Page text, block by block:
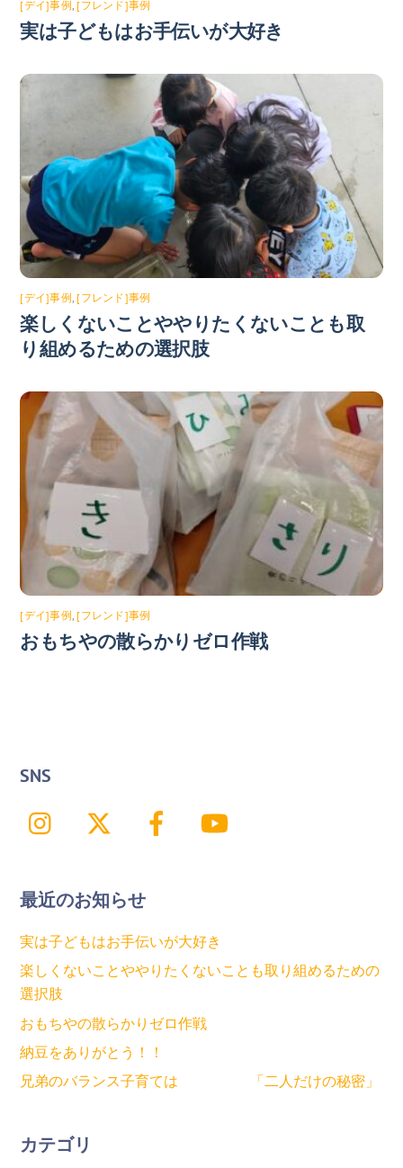
[デイ]事例, [フレンド]事例
実は子どもはお手伝いが大好き
[デイ]事例, [フレンド]事例
楽しくないことややりたくないことも取
り組めるための選択肢
[デイ]事例, [フレンド]事例
おもちやの散らかりゼロ作戦
SNS
Instagram Facebook
最近のお知らせ
実は子どもはお手伝いが大好き
楽しくないことややりたくないことも取り組めるための
選択肢
おもちやの散らかりゼロ作戦
納豆をありがとう！！
兄弟のバランス子育ては 「二人だけの秘密」
カテゴリ